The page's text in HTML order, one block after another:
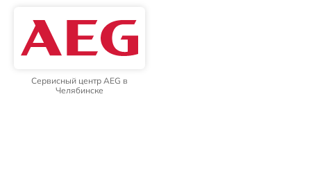
Сервисный центр AEG в
Челябинске